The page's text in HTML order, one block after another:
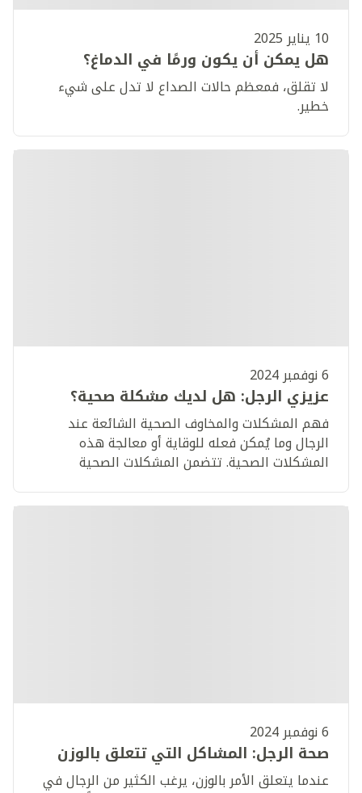
10 يناير 2025
هل يمكن أن يكون ورمًا في الدماغ؟
لا تقلق، فمعظم حالات الصداع لا تدل على شيء
خطير.
6 نوفمبر 2024
عزيزي الرجل: هل لديك مشكلة صحية؟
فهم المشكلات والمخاوف الصحية الشائعة عند
الرجال وما يُمكن فعله للوقاية أو معالجة هذه
المشكلات الصحية. تتضمن المشكلات الصحية
6 نوفمبر 2024
صحة الرجل: المشاكل التي تتعلق بالوزن
عندما يتعلق الأمر بالوزن، يرغب الكثير من الرجال في